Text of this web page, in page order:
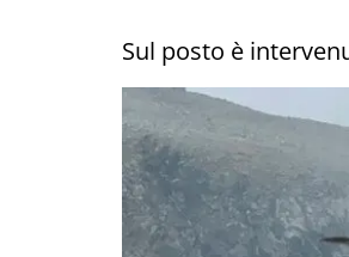
Sul posto è